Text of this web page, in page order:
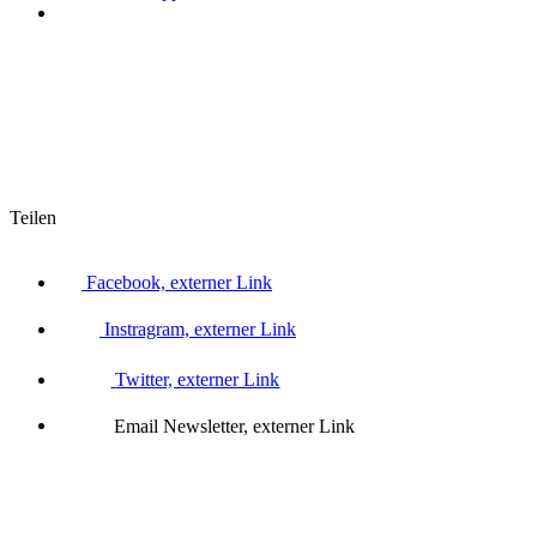
Teilen
Facebook, externer Link
Instragram, externer Link
Twitter, externer Link
Email Newsletter, externer Link